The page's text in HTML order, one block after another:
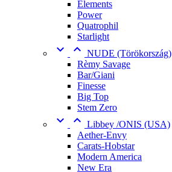
Elements
Power
Quatrophil
Starlight
  NUDE (Törökország)
Rèmy Savage
Bar/Giani
Finesse
Big Top
Stem Zero
  Libbey /ONIS (USA)
Aether-Envy
Carats-Hobstar
Modern America
New Era